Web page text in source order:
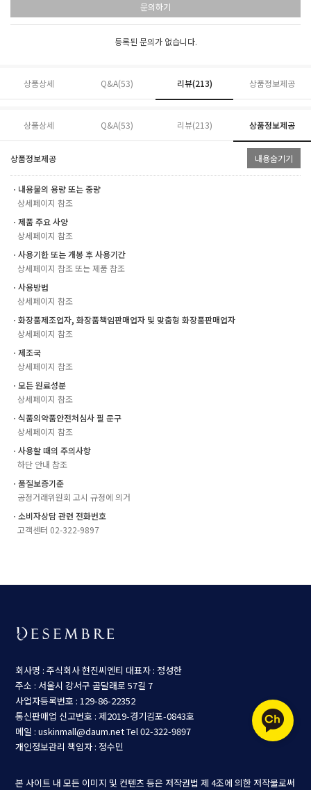
문의하기
등록된 문의가 없습니다.
상품상세 Q&A(53) 리뷰(213) 상품정보제공
상품상세 Q&A(53) 리뷰(213) 상품정보제공
상품정보제공 내용숨기기
ㆍ내용물의 용량 또는 중량
상세페이지 참조
ㆍ제품 주요 사양
상세페이지 참조
ㆍ사용기한 또는 개봉 후 사용기간
상세페이지 참조 또는 제품 참조
ㆍ사용방법
상세페이지 참조
ㆍ화장품제조업자, 화장품책임판매업자 및 맞춤형 화장품판매업자
상세페이지 참조
ㆍ제조국
상세페이지 참조
ㆍ모든 원료성분
상세페이지 참조
ㆍ식품의약품안전처심사 필 문구
상세페이지 참조
ㆍ사용할 때의 주의사항
하단 안내 참조
ㆍ품질보증기준
공정거래위원회 고시 규정에 의거
ㆍ소비자상담 관련 전화번호
고객센터 02-322-9897
회사명 : 주식회사 현진씨엔티 대표자 : 정성한
주소 : 서울시 강서구 곰달래로 57길 7
사업자등록번호 : 129-86-22352
통신판매업 신고번호 : 제2019-경기김포-0843호
메일 : uskinmall@daum.netTel 02-322-9897
개인정보관리 책임자 : 정수민
본 사이트 내 모든 이미지 및 컨텐츠 등은 저작권법 제 4조에 의한 저작물로써